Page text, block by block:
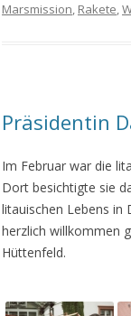
Marsmission, Rakete,
Präsidentin
Im Februar war die
Dort besichtigte sie
litauischen Lebens in
herzlich willkommen
Hüttenfeld.